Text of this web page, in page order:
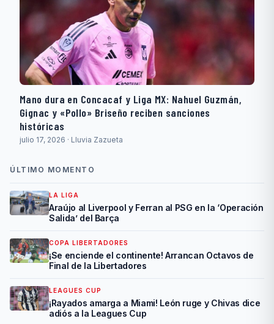
Mano dura en Concacaf y Liga MX: Nahuel Guzmán,
Gignac y «Pollo» Briseño reciben sanciones
históricas
julio 17, 2026 · Lluvia Zazueta
ÚLTIMO MOMENTO
LA LIGA
Araújo al Liverpool y Ferran al PSG en la ‘Operación
Salida’ del Barça
COPA LIBERTADORES
¡Se enciende el continente! Arrancan Octavos de
Final de la Libertadores
LEAGUES CUP
¡Rayados amarga a Miami! León ruge y Chivas dice
adiós a la Leagues Cup